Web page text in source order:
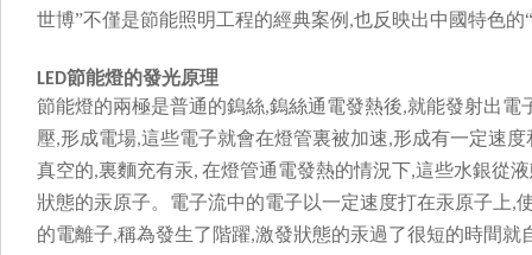
世博”不僅是節能照明工程的經典案例 ,也反映出中國特色的“
LED節能燈的發光原理
節能燈的兩極是普通的鎢絲,鎢絲通電發熱後,就能發射出電
壓,形成電場,這些電子就會在燈管裏被加速,形成有一定速
真空的,裏麵充有汞, 在燈管通電發熱的情況下,這些水銀從
狀態的汞原子。電子流中的電子以一定速度打在汞原子上,
的電離子,稱為發生了階躍,激發狀態的汞過了很短的時間就